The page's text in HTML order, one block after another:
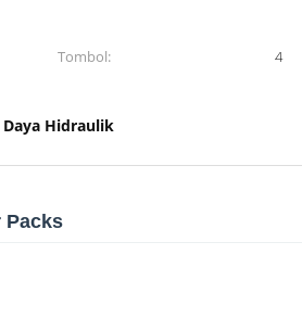
Tombol:
4
Hidraulik
Packs